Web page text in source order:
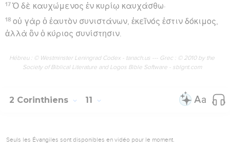
17 Ὁ δὲ καυχώμενος ἐν κυρίῳ καυχάσθω·
18 οὐ γὰρ ὁ ἑαυτὸν συνιστάνων, ἐκεῖνός ἐστιν δόκιμος,
ἀλλὰ ὃν ὁ κύριος συνίστησιν.
Hébreu : © Westminster Leningrad Codex - tanach.us --- Grec : © 2010 by the
Society of Biblical Literature and Logos Bible Software - sblgnt.com
2 Corinthiens 11
Seuls les Évangiles sont disponibles en vidéo pour le moment.